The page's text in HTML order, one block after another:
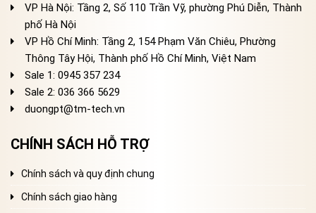
VP Hà Nội: Tầng 2, Số 110 Trần Vỹ, phường Phú Diễn, Thành
phố Hà Nội
VP Hồ Chí Minh: Tầng 2, 154 Phạm Văn Chiêu, Phường
Thông Tây Hội, Thành phố Hồ Chí Minh, Việt Nam
Sale 1: 0945 357 234
Sale 2: 036 366 5629
duongpt@tm-tech.vn
CHÍNH SÁCH HỖ TRỢ
Chính sách và quy định chung
Chính sách giao hàng